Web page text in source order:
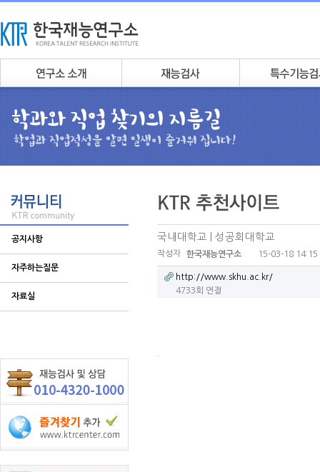
공지사항
자주하는질문
자료실
국내대학교 | 성공회대학교
작성자 한국재능연구소 15-03-18 14:15
http://www.skhu.ac.kr/
4733회 연결